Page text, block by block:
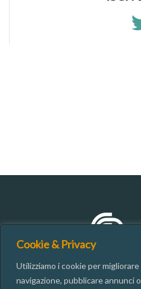
Cookie & Privacy
Utilizziamo i cookie per
navigazione, pubblicare annunci